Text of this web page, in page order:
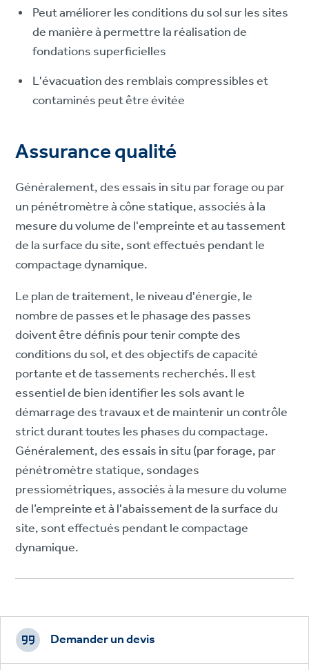
Peut améliorer les conditions du sol sur les sites
de manière à permettre la réalisation de
fondations superficielles
L'évacuation des remblais compressibles et
contaminés peut être évitée
Assurance qualité
Généralement, des essais in situ par forage ou par
un pénétromètre à cône statique, associés à la
mesure du volume de l'empreinte et au tassement
de la surface du site, sont effectués pendant le
compactage dynamique.
Le plan de traitement, le niveau d'énergie, le
nombre de passes et le phasage des passes
doivent être définis pour tenir compte des
conditions du sol, et des objectifs de capacité
portante et de tassements recherchés. Il est
essentiel de bien identifier les sols avant le
démarrage des travaux et de maintenir un contrôle
strict durant toutes les phases du compactage.
Généralement, des essais in situ (par forage, par
pénétromètre statique, sondages
pressiométriques, associés à la mesure du volume
de l’empreinte et à l'abaissement de la surface du
site, sont effectués pendant le compactage
dynamique.
Footer
CTAs
Demander un devis